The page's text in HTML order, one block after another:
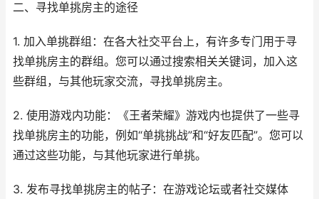
二、寻找单挑房主的途径
1. 加入单挑群组：在各大社交平台上，有许多专门用于寻
找单挑房主的群组。您可以通过搜索相关关键词，加入这
些群组，与其他玩家交流，寻找单挑房主。
2. 使用游戏内功能：《王者荣耀》游戏内也提供了一些寻
找单挑房主的功能，例如“单挑挑战”和“好友匹配”。您可以
通过这些功能，与其他玩家进行单挑。
3. 发布寻找单挑房主的帖子：在游戏论坛或者社交媒体